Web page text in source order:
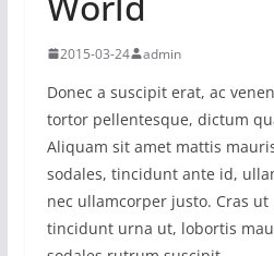
2015-03-24 admin
Donec a suscipit erat, ac
tortor pellentesque, dictum
Aliquam sit amet mattis
sodales, tincidunt ante id,
nec ullamcorper justo. Cras ut
tincidunt urna ut, lobortis